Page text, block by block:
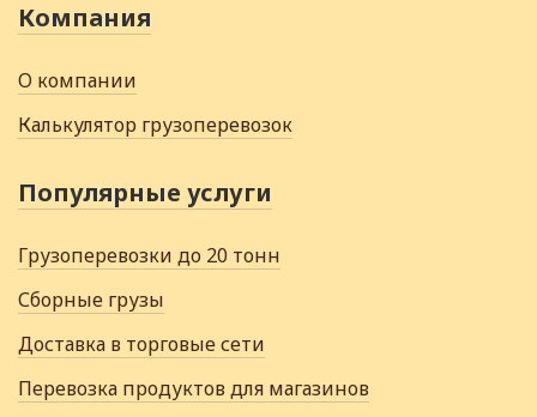
Компания
О компании
Калькулятор грузоперевозок
Популярные услуги
Грузоперевозки до 20 тонн
Сборные грузы
Доставка в торговые сети
Перевозка продуктов для магазинов